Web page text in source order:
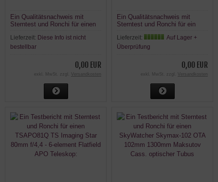
Ein Qualitätsnachweis mit
Sterntest und Ronchi für einen
80/480mm F/6 APO - FPL-53
Triplet.
Lieferzeit: Diese Info ist nicht
bestellbar
0,00 EUR
exkl. MwSt. zzgl. Versandkosten
Ein Qualitätsnachweis mit
Sterntest und Ronchi für ein
150mm 1800mm Maksutov
Teleskop
Lieferzeit:
Auf Lager +
Überprüfung
0,00 EUR
exkl. MwSt. zzgl. Versandkosten